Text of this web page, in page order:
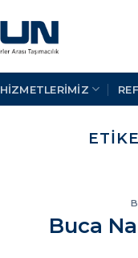
HİZMETLERİMİZ
Buca